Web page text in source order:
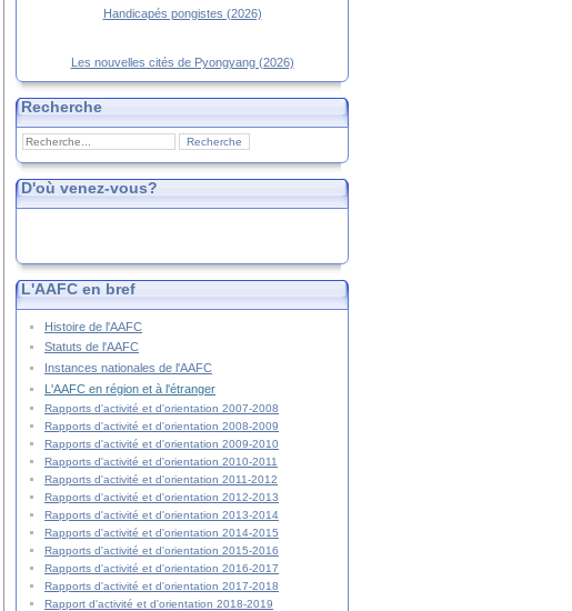
Handicapés pongistes (2026)
Les nouvelles cités de Pyongyang (2026)
Recherche
D'où venez-vous?
L'AAFC en bref
Histoire de l'AAFC
Statuts de l'AAFC
Instances nationales de l'AAFC
L'AAFC en région et à l'étranger
Rapports d'activité et d'orientation 2007-2008
Rapports d'activité et d'orientation 2008-2009
Rapports d'activité et d'orientation 2009-2010
Rapports d'activité et d'orientation 2010-2011
Rapports d'activité et d'orientation 2011-2012
Rapports d'activité et d'orientation 2012-2013
Rapports d'activité et d'orientation 2013-2014
Rapports d'activité et d'orientation 2014-2015
Rapports d'activité et d'orientation 2015-2016
Rapports d'activité et d'orientation 2016-2017
Rapports d'activité et d'orientation 2017-2018
Rapport d'activité et d'orientation 2018-2019